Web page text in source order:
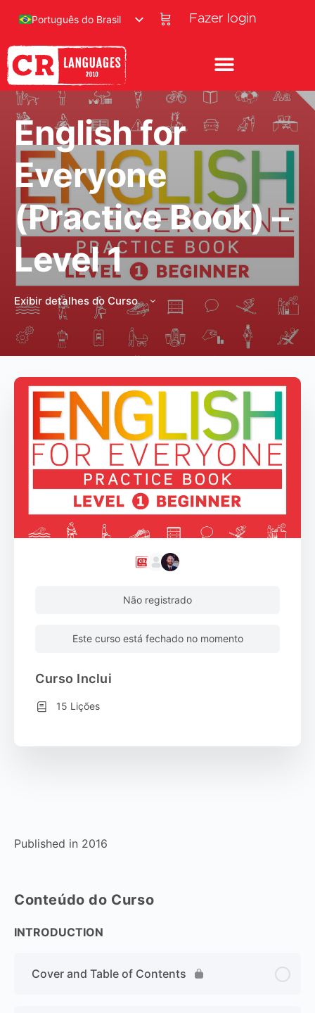
Fazer login
Português do Brasil
English for
Everyone
(Practice Book) –
Level 1
Exibir detalhes do Curso
Published in 2016
Conteúdo do Curso
INTRODUCTION
Cover and Table of Contents
Não registrado
Este curso está fechado no momento
Curso Inclui
15 Lições